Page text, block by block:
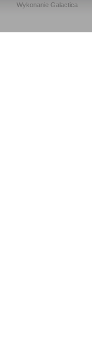
Wykonanie Galactica